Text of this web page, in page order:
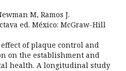
M, Ramos J.
ed. México: McGraw-Hill
effect of plaque control and
on the establishment and
health. A longitudinal study